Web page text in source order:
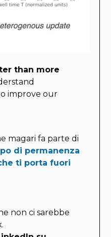
than more
improve our
magari fa parte di
di permanenza
ti porta fuori
non ci sarebbe